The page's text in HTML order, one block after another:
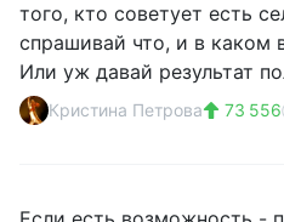
того, кто советует есть
спрашивай что, и в каком
Или уж давай результат
Кристина Петрова 73 556